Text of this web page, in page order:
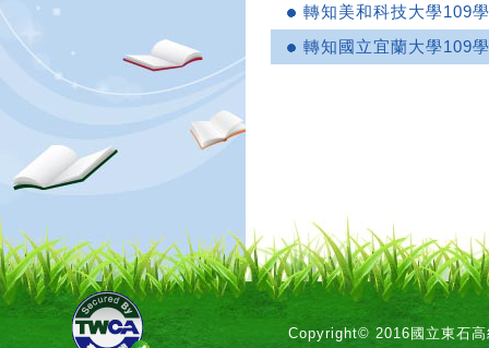
轉知美和科技大學109
轉知國立宜蘭大學109
Copyright© 2016國立東石高